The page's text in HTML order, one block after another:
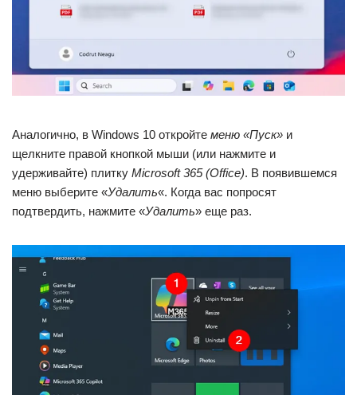
Аналогично, в Windows 10 откройте меню «Пуск» и
щелкните правой кнопкой мыши (или нажмите и
удерживайте) плитку Microsoft 365 (Office). В появившемся
меню выберите «Удалить«. Когда вас попросят
подтвердить, нажмите «Удалить» еще раз.